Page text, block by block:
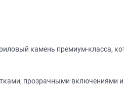
камень премиум-класса,
прозрачными